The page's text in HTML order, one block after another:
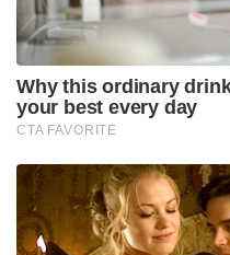
Why this ordinary
your best every day
CTA FAVORITE